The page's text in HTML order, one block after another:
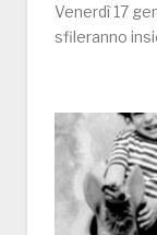
Venerdì 17
sfileranno